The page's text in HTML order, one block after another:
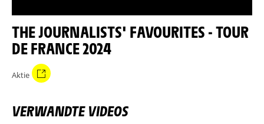
THE JOURNALISTS' FAVOURITES - TOUR
DE FRANCE 2024
Aktie
VERWANDTE VIDEOS